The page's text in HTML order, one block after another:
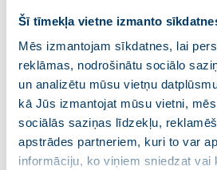
Šī tīmekļa vietne izmanto
Mēs izmantojam sīkdatnes, lai
reklāmas, nodrošinātu sociālo
un analizētu mūsu vietņu
kā Jūs izmantojat mūsu vietni,
sociālās saziņas līdzekļu,
apstrādes partneriem, kuri to var
informāciju, ko viņiem sniedzat vai
skaidrs signāls krieviem – ja
uzbrukt, tad jums stāsies pretī
bruņotie spēki, bet tā būs visa
mūsu vareno floti, mūsu
mūsu iznīcinātājus. Tā ka pat
tuvoties kaut vienam
kad jūs sakāt, ka atrodaties
atcerieties, ka turpat ir Hāga,